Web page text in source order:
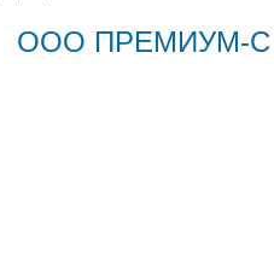
ООО ПРЕМИУМ-С